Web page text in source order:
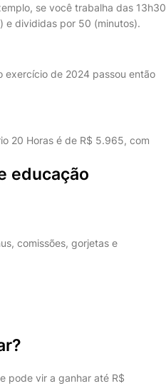
se você trabalha das 13h30
e divididas por 50 (minutos).
exercício de 2024 passou então
20 Horas é de R$ 5.965, com
educação
comissões, gorjetas e
pode vir a ganhar até R$